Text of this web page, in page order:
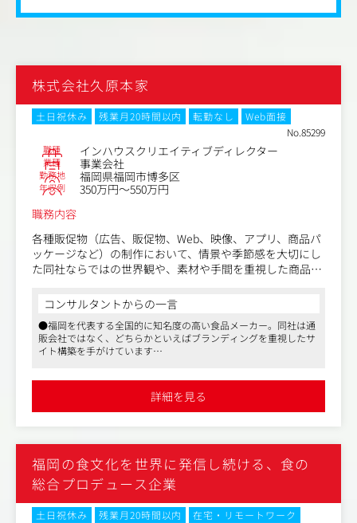
株式会社久原本家
土日祝休み 残業月20時間以内 転勤なし
Web面接
No.85299
職種 インハウスクリエイティブディレクター
業種 事業会社
勤務地 福岡県福岡市博多区
年収例
350万円～550万円
職務内容
各種販促物（広告、販促物、Web、映像、アプリ、商品パ
ッケージなど）の制作において、情景や季節感を大切にし
た同社ならではの世界観や、素材や手間を重視した商品・
をお任せします。
ホームページやECサイトの企画制作、アプリ、店舗・飲食
店・イベントのディスプレイ企画制作など、幅広い分野に
携わるチャンスがあります。
さらに、自らの企画や提案が採用されることで得られる達
成感や、ブランドコミュニケーションを通じて顧客に価値
コンサルタントからの一言
●福岡を代表する全国的に知名度の高い食品メーカー。同社は通
販会社ではなく、どちらかといえばブランディングを重視したサ
イト構築を手がけています
●同社からの紹介実績も多数あり、面接対策をはじめとするサポ
詳細を見る
福岡の食文化を世界に発信し続ける、食の
総合プロデュース企業
土日祝休み 残業月20時間以内
在宅・リモートワーク